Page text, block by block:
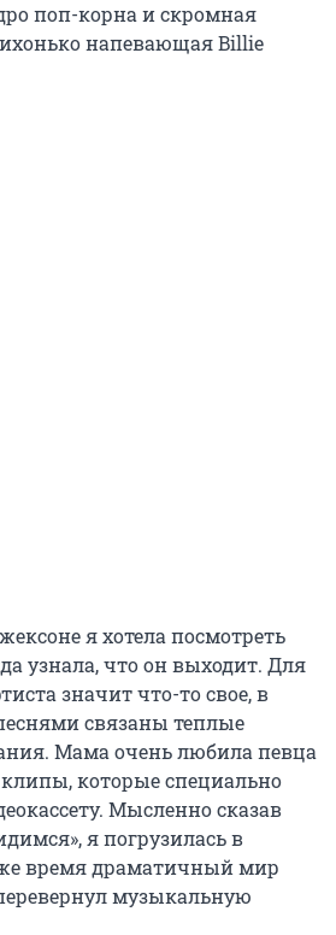
поп-корна и скромная
напевающая Billie
я хотела посмотреть
узнала, что он выходит. Для
значит что-то свое, в
связаны теплые
Мама очень любила певца
которые специально
Мысленно сказав
я погрузилась в
время драматичный мир
музыкальную